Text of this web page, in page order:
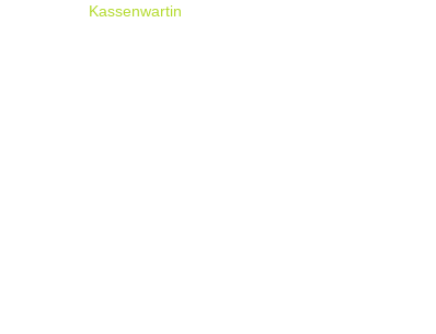
Kassenwartin